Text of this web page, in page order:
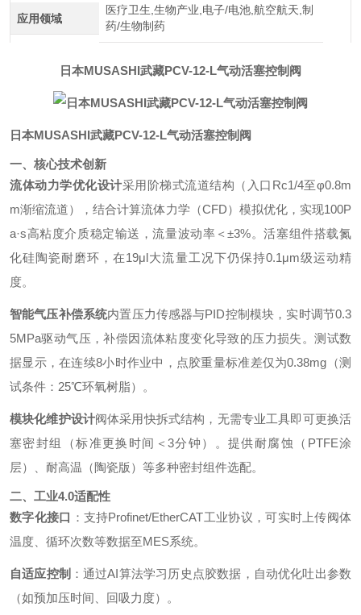
应用领域
医疗卫生,生物产业,电子/电池,航空航天,制
药/生物制药
日本MUSASHI武藏PCV-12-L气动活塞控制阀
日本MUSASHI武藏PCV-12-L气动活塞控制阀
一、核心技术创新
流体动力学优化设计采用阶梯式流道结构（入口Rc1/4至φ0.8m
m渐缩流道），结合计算流体力学（CFD）模拟优化，实现100P
a·s高粘度介质稳定输送，流量波动率＜±3%。活塞组件搭载氮
化硅陶瓷耐磨环，在19μl大流量工况下仍保持0.1μm级运动精
度。
智能气压补偿系统内置压力传感器与PID控制模块，实时调节0.3
5MPa驱动气压，补偿因流体粘度变化导致的压力损失。测试数
据显示，在连续8小时作业中，点胶重量标准差仅为0.38mg（测
试条件：25℃环氧树脂）。
模块化维护设计阀体采用快拆式结构，无需专业工具即可更换活
塞密封组（标准更换时间＜3分钟）。提供耐腐蚀（PTFE涂
层）、耐高温（陶瓷版）等多种密封组件选配。
二、工业4.0适配性
数字化接口 ：支持Profinet/EtherCAT工业协议，可实时上传阀体
温度、循环次数等数据至MES系统。
自适应控制 ：通过AI算法学习历史点胶数据，自动优化吐出参数
（如预加压时间、回吸力度）。